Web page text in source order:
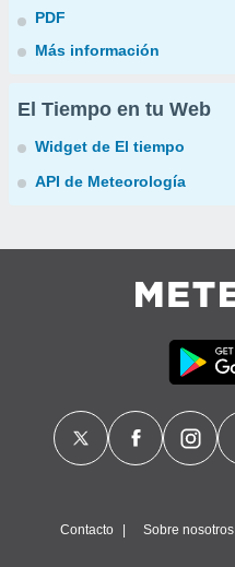
PDF
Más información
El Tiempo en tu Web
Widget de El tiempo
API de Meteorología
Contacto Sobre nosotros